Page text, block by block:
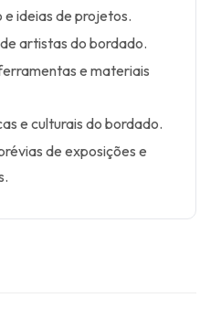
e ideias de projetos.
artistas do bordado.
e materiais
e culturais do bordado.
de exposições e